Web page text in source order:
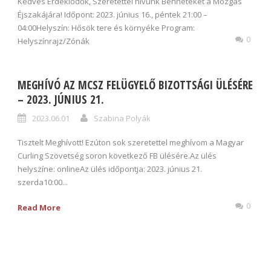
Éjszakájára! Időpont: 2023. június 16., péntek 21:00 –
04:00Helyszín: Hősök tere és környéke Program:
Helyszínrajz/Zónák
0
MEGHÍVÓ AZ MCSZ FELÜGYELŐ BIZOTTSÁGI ÜLÉSÉRE
– 2023. JÚNIUS 21.
2023.06.01 Szabina Polyák
Tisztelt Meghívott! Ezúton sok szeretettel meghívom a Magyar
Curling Szövetség soron következő FB ülésére.Az ülés
helyszíne: onlineAz ülés időpontja: 2023. június 21.
szerda10:00...
Read More 0